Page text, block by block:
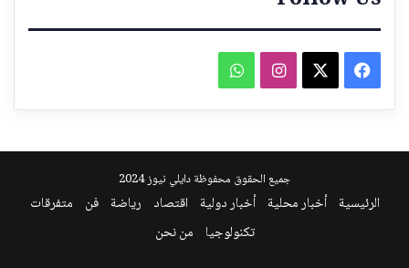
فيسبوك انستقرامواتساب
جميع الحقوق محفوظة دايلي نيوز 2024
الرئيسية أخبار محلية أخبار دولية اقتصاد رياضة فن متفرقات
تكنولوجيا من نحن